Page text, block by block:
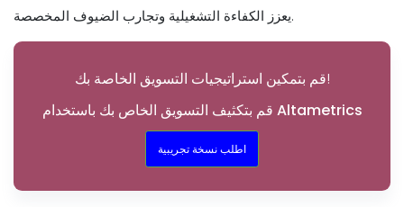
يعزز الكفاءة التشغيلية وتجارب الضيوف المخصصة.
قم بتمكين استراتيجيات التسويق الخاصة بك!
قم بتكثيف التسويق الخاص بك باستخدام Altametrics
اطلب نسخة تجريبية